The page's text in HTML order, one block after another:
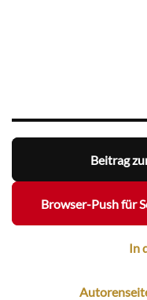
Beitrag
Browser-Push für
In